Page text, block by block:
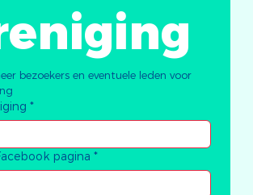
bezoekers en eventuele leden voor
*
pagina *